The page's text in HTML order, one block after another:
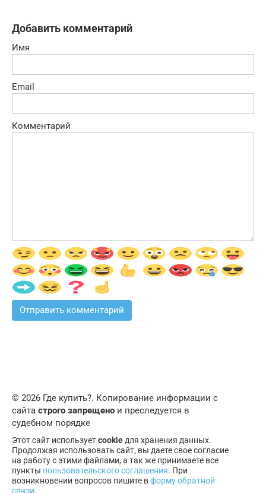
Добавить комментарий
Имя
Email
Комментарий
© 2026 Где купить?. Копирование информации с
сайта строго запрещено и преследуется в
судебном порядке
Этот сайт используетcookie для хранения данных.
Продолжая использовать сайт, вы даете свое согласие
на работу с этими файлами, а так же принимаете все
пункты пользовательского соглашения. При
возникновении вопросов пишите вформу обратной
связи.